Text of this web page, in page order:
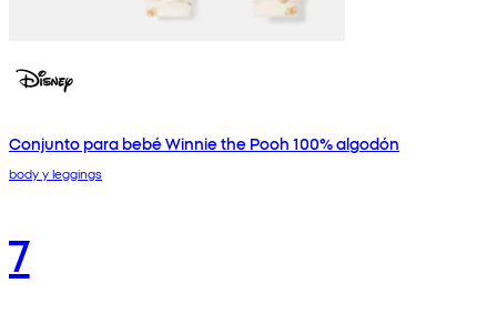
Conjunto para bebé Winnie the Pooh 100% algodón
body y leggings
7